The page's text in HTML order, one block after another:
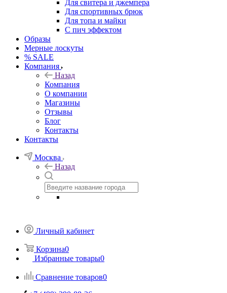
Для свитера и джемпера
Для спортивных брюк
Для топа и майки
С пич эффектом
Образы
Мерные лоскуты
% SALE
Компания
Назад
Компания
О компании
Магазины
Отзывы
Блог
Контакты
Контакты
Москва
Назад
Личный кабинет
Корзина0
Избранные товары0
Сравнение товаров0